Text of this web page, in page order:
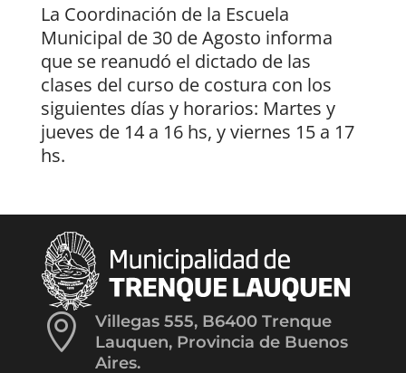
La Coordinación de la Escuela
Municipal de 30 de Agosto informa
que se reanudó el dictado de las
clases del curso de costura con los
siguientes días y horarios: Martes y
jueves de 14 a 16 hs, y viernes 15 a 17
hs.

Villegas 555, B6400 Trenque
Lauquen, Provincia de Buenos
Aires.